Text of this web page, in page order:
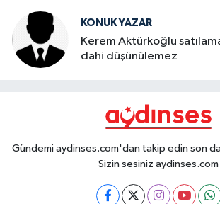
KONUK YAZAR
Kerem Aktürkoğlu
dahi düşünülemez
Gündemi aydinses.com'dan takip edin son
Sizin sesiniz aydinses.com